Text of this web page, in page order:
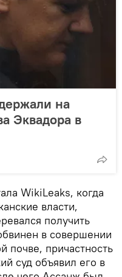
на
Эквадора в
WikiLeaks, когда
власти,
получить
в совершении
почве, причастность
суд объявил его в